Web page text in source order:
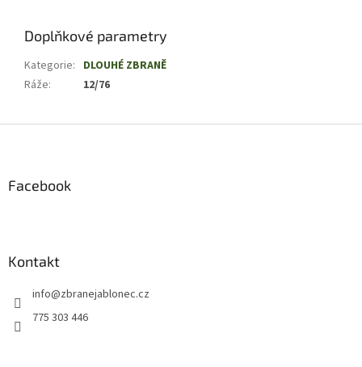
Doplňkové parametry
Kategorie: DLOUHÉ ZBRANĚ
Ráže: 12/76
Facebook
Kontakt
info@zbranejablonec.cz
775 303 446